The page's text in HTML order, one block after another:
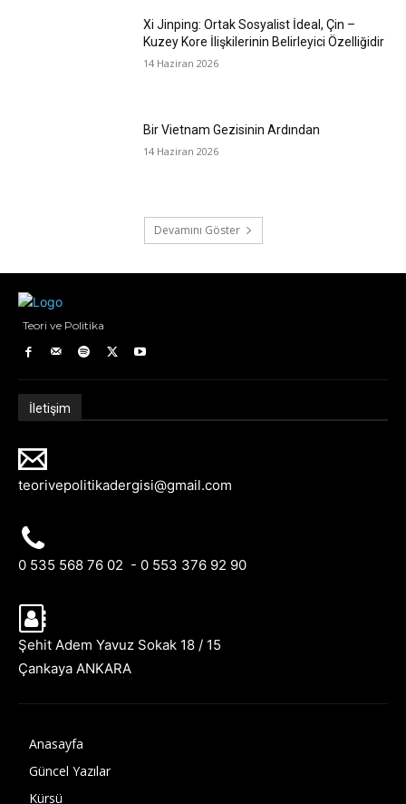
Xi Jinping: Ortak Sosyalist İdeal, Çin –
Kuzey Kore İlişkilerinin Belirleyici Özelliğidir
14 Haziran 2026
Bir Vietnam Gezisinin Ardından
14 Haziran 2026
Devamını Göster
Teori ve Politika
İletişim
teorivepolitikadergisi@gmail.com
0 535 568 76 02 - 0 553 376 92 90
Şehit Adem Yavuz Sokak 18 / 15
Çankaya ANKARA
Anasayfa
Güncel Yazılar
Kürsü